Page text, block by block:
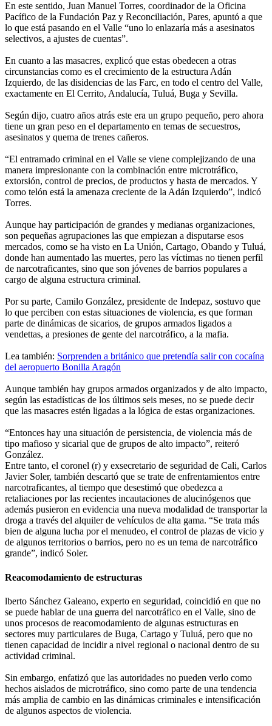
En este sentido, Juan Manuel Torres, coordinador de la Oficina
Pacífico de la Fundación Paz y Reconciliación, Pares, apuntó a que
lo que está pasando en el Valle “uno lo enlazaría más a asesinatos
selectivos, a ajustes de cuentas”.
En cuanto a las masacres, explicó que estas obedecen a otras
circunstancias como es el crecimiento de la estructura Adán
Izquierdo, de las disidencias de las Farc, en todo el centro del Valle,
exactamente en El Cerrito, Andalucía, Tuluá, Buga y Sevilla.
Según dijo, cuatro años atrás este era un grupo pequeño, pero ahora
tiene un gran peso en el departamento en temas de secuestros,
asesinatos y quema de trenes cañeros.
“El entramado criminal en el Valle se viene complejizando de una
manera impresionante con la combinación entre microtráfico,
extorsión, control de precios, de productos y hasta de mercados. Y
como telón está la amenaza creciente de la Adán Izquierdo”, indicó
Torres.
Aunque hay participación de grandes y medianas organizaciones,
son pequeñas agrupaciones las que empiezan a disputarse esos
mercados, como se ha visto en La Unión, Cartago, Obando y Tuluá,
donde han aumentado las muertes, pero las víctimas no tienen perfil
de narcotraficantes, sino que son jóvenes de barrios populares a
cargo de alguna estructura criminal.
Por su parte, Camilo González, presidente de Indepaz, sostuvo que
lo que perciben con estas situaciones de violencia, es que forman
parte de dinámicas de sicarios, de grupos armados ligados a
vendettas, a presiones de gente del narcotráfico, a la mafia.
Lea también: Sorprenden a británico que pretendía salir con cocaína
del aeropuerto Bonilla Aragón
Aunque también hay grupos armados organizados y de alto impacto,
según las estadísticas de los últimos seis meses, no se puede decir
que las masacres estén ligadas a la lógica de estas organizaciones.
“Entonces hay una situación de persistencia, de violencia más de
tipo mafioso y sicarial que de grupos de alto impacto”, reiteró
González.
Entre tanto, el coronel (r) y exsecretario de seguridad de Cali, Carlos
Javier Soler, también descartó que se trate de enfrentamientos entre
narcotraficantes, al tiempo que desestimó que obedezca a
retaliaciones por las recientes incautaciones de alucinógenos que
además pusieron en evidencia una nueva modalidad de transportar la
droga a través del alquiler de vehículos de alta gama. “Se trata más
bien de alguna lucha por el menudeo, el control de plazas de vicio y
de algunos territorios o barrios, pero no es un tema de narcotráfico
grande”, indicó Soler.
Reacomodamiento de estructuras
lberto Sánchez Galeano, experto en seguridad, coincidió en que no
se puede hablar de una guerra del narcotráfico en el Valle, sino de
unos procesos de reacomodamiento de algunas estructuras en
sectores muy particulares de Buga, Cartago y Tuluá, pero que no
tienen capacidad de incidir a nivel regional o nacional dentro de su
actividad criminal.
Sin embargo, enfatizó que las autoridades no pueden verlo como
hechos aislados de microtráfico, sino como parte de una tendencia
más amplia de cambio en las dinámicas criminales e intensificación
de algunos aspectos de violencia.